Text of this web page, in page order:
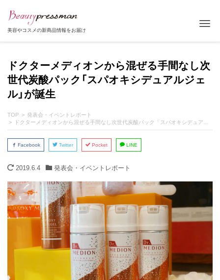
美容やコスメの新商品情報をお届け
ドクターメディオンから混ぜる手間なし次
世代炭酸パック「スパオキシデュアルジェ
ル」が誕生
TOP
発表会・イベントレポート
ドクターメディオンから混ぜる手間なし次世代炭酸パック「スパオキシデュアルジェル」が誕生
Facebook Twitter Pocket LINE
2019.6.4 発表会・イベントレポート